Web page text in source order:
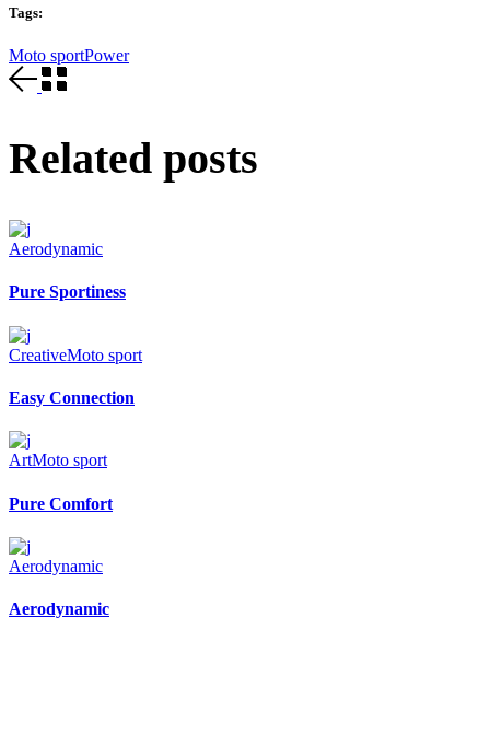
Tags:
Moto sportPower
Related posts
Aerodynamic
Pure Sportiness
CreativeMoto sport
Easy Connection
ArtMoto sport
Pure Comfort
Aerodynamic
Aerodynamic